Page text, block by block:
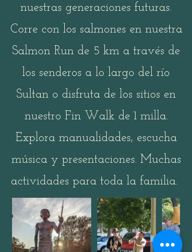
nuestras generaciones futuras.
Corre con los salmones en nuestra
Salmon Run de 5 km a través de
los senderos a lo largo del río
Sultan o disfruta de los sitios en
nuestro Fin Walk de 1 milla.
Explora manualidades, escucha
música y presentaciones. Muchas
actividades para toda la familia.